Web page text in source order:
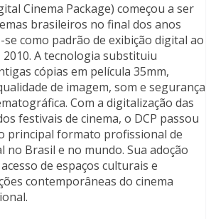
Cinema Package) começou a ser
brasileiros no final dos anos
se como padrão de exibição digital ao
2010. A tecnologia substituiu
cópias em película 35mm,
de imagem, som e segurança
Com a digitalização das
festivais de cinema, o DCP passou
principal formato profissional de
no Brasil e no mundo. Sua adoção
de espaços culturais e
contemporâneas do cinema